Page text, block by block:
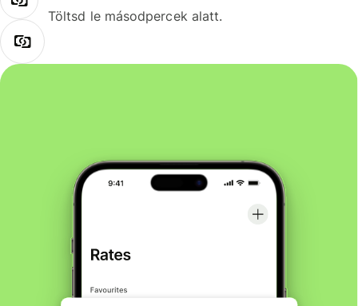
Töltsd le másodpercek alatt.